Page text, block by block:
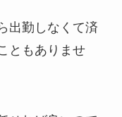
出勤しなくて済
ともありませ